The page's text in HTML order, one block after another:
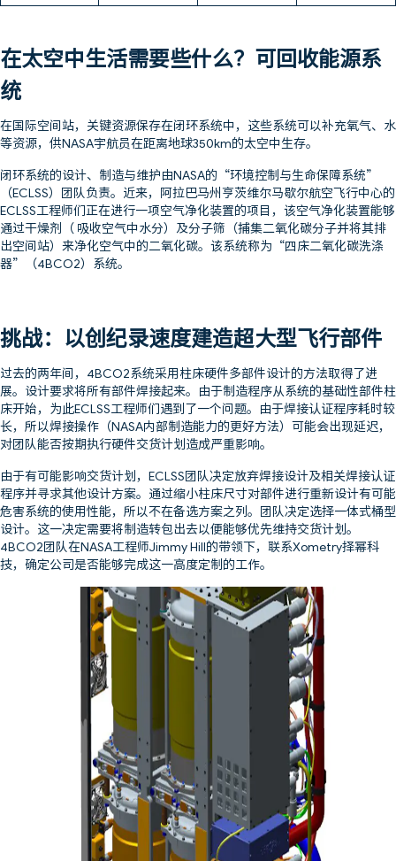
在太空中生活需要些什么？可回收能源系
统
在国际空间站，关键资源保存在闭环系统中，这些系统可以补充氧气、水
等资源，供NASA宇航员在距离地球350km的太空中生存。
闭环系统的设计、制造与维护由NASA的“环境控制与生命保障系统”
（ECLSS）团队负责。近来，阿拉巴马州亨茨维尔马歇尔航空飞行中心的
ECLSS工程师们正在进行一项空气净化装置的项目，该空气净化装置能够
通过干燥剂（ 吸收空气中水分）及分子筛（捕集二氧化碳分子并将其排
出空间站）来净化空气中的二氧化碳。该系统称为“四床二氧化碳洗涤
器”（4BCO2）系统。
挑战：以创纪录速度建造超大型飞行部件
过去的两年间，4BCO2系统采用柱床硬件多部件设计的方法取得了进
展。设计要求将所有部件焊接起来。由于制造程序从系统的基础性部件柱
床开始，为此ECLSS工程师们遇到了一个问题。由于焊接认证程序耗时较
长，所以焊接操作（NASA内部制造能力的更好方法）可能会出现延迟，
对团队能否按期执行硬件交货计划造成严重影响。
由于有可能影响交货计划，ECLSS团队决定放弃焊接设计及相关焊接认证
程序并寻求其他设计方案。通过缩小柱床尺寸对部件进行重新设计有可能
危害系统的使用性能，所以不在备选方案之列。团队决定选择一体式桶型
设计。这一决定需要将制造转包出去以便能够优先维持交货计划。
4BCO2团队在NASA工程师Jimmy Hill的带领下，联系Xometry择幂科
技，确定公司是否能够完成这一高度定制的工作。